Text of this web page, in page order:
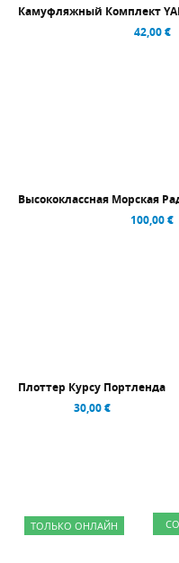
Камуфляжный Комплект
42,00 €
Высококлассная Морская
100,00 €
Плоттер Курсу Портленда
30,00 €
ТОЛЬКО ОНЛАЙН